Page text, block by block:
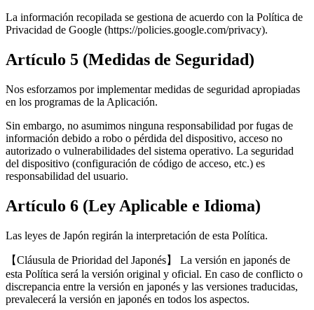
La información recopilada se gestiona de acuerdo con la Política de
Privacidad de Google (https://policies.google.com/privacy).
Artículo 5 (Medidas de Seguridad)
Nos esforzamos por implementar medidas de seguridad apropiadas
en los programas de la Aplicación.
Sin embargo, no asumimos ninguna responsabilidad por fugas de
información debido a robo o pérdida del dispositivo, acceso no
autorizado o vulnerabilidades del sistema operativo. La seguridad
del dispositivo (configuración de código de acceso, etc.) es
responsabilidad del usuario.
Artículo 6 (Ley Aplicable e Idioma)
Las leyes de Japón regirán la interpretación de esta Política.
【Cláusula de Prioridad del Japonés】 La versión en japonés de
esta Política será la versión original y oficial. En caso de conflicto o
discrepancia entre la versión en japonés y las versiones traducidas,
prevalecerá la versión en japonés en todos los aspectos.